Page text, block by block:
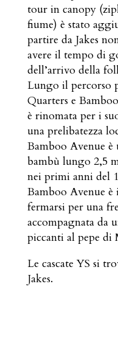
tour in canopy
fiume) è stato
partire da Jakes
avere il tempo di
dell’arrivo della
Lungo il percorso
Quarters e
è rinomata per i
una prelibatezza
Bamboo Avenue
bambù lungo 2,5
nei primi anni del
Bamboo Avenue
fermarsi per una
accompagnata da
piccanti al pepe di
Le cascate YS si
Jakes.